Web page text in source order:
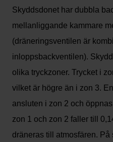
Skyddsdonet har dubbla
mellanliggande kammare
(dräneringsventilen är
inloppsbackventilen).
olika tryckzoner. Trycket i
vilket är högre än i zon 3.
ansluten i zon 2 och
zon 1 och zon 2 faller till
dräneras till atmosfären.